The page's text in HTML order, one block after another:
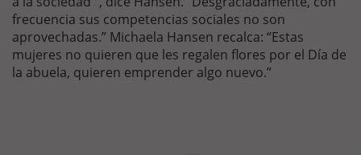
frecuencia sus competencias sociales no son
aprovechadas.” Michaela Hansen recalca: “Estas
mujeres no quieren que les regalen flores por el Día de
la abuela, quieren emprender algo nuevo.”